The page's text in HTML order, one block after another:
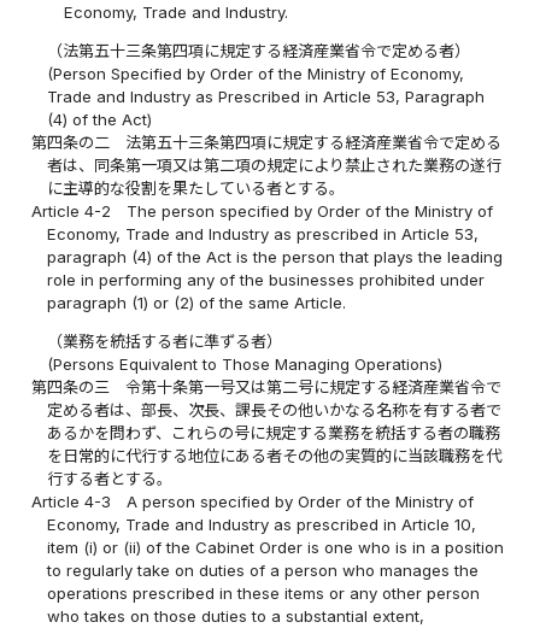
Economy, Trade and Industry.
（法第五十三条第四項に規定する経済産業省令で定める者）
(Person Specified by Order of the Ministry of Economy,
Trade and Industry as Prescribed in Article 53, Paragraph
(4) of the Act)
第四条の二
法第五十三条第四項に規定する経済産業省令で定める
者は、同条第一項又は第二項の規定により禁止された業務の遂行
に主導的な役割を果たしている者とする。
Article 4-2
The person specified by Order of the Ministry of
Economy, Trade and Industry as prescribed in Article 53,
paragraph (4) of the Act is the person that plays the leading
role in performing any of the businesses prohibited under
paragraph (1) or (2) of the same Article.
（業務を統括する者に準ずる者）
(Persons Equivalent to Those Managing Operations)
第四条の三
令第十条第一号又は第二号に規定する経済産業省令で
定める者は、部長、次長、課長その他いかなる名称を有する者で
あるかを問わず、これらの号に規定する業務を統括する者の職務
を日常的に代行する地位にある者その他の実質的に当該職務を代
行する者とする。
Article 4-3
A person specified by Order of the Ministry of
Economy, Trade and Industry as prescribed in Article 10,
item (i) or (ii) of the Cabinet Order is one who is in a position
to regularly take on duties of a person who manages the
operations prescribed in these items or any other person
who takes on those duties to a substantial extent,